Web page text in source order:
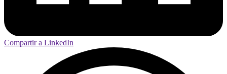
Compartir a LinkedIn